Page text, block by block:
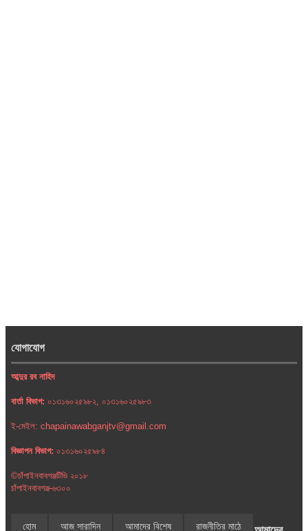
যোগাযোগ
আব্দুর রব নাহিদ
বার্তা বিভাগ: ০১৩১৬০২৫৯৮২, ০১৩১৬০২৫৯৮৩
ই-মেইল: chapainawabganjtv@gmail.com
বিজ্ঞাপন বিভাগ: ০১৩১৬০২৫৯৮৪
©চাঁপাইনবাবগঞ্জটিভি ২০১৮
চাঁপাইনবাবগঞ্জ-৬৩০০
হোম আজ সারাদিন আমাদের বিশেষ রাজনীতির মাঠে